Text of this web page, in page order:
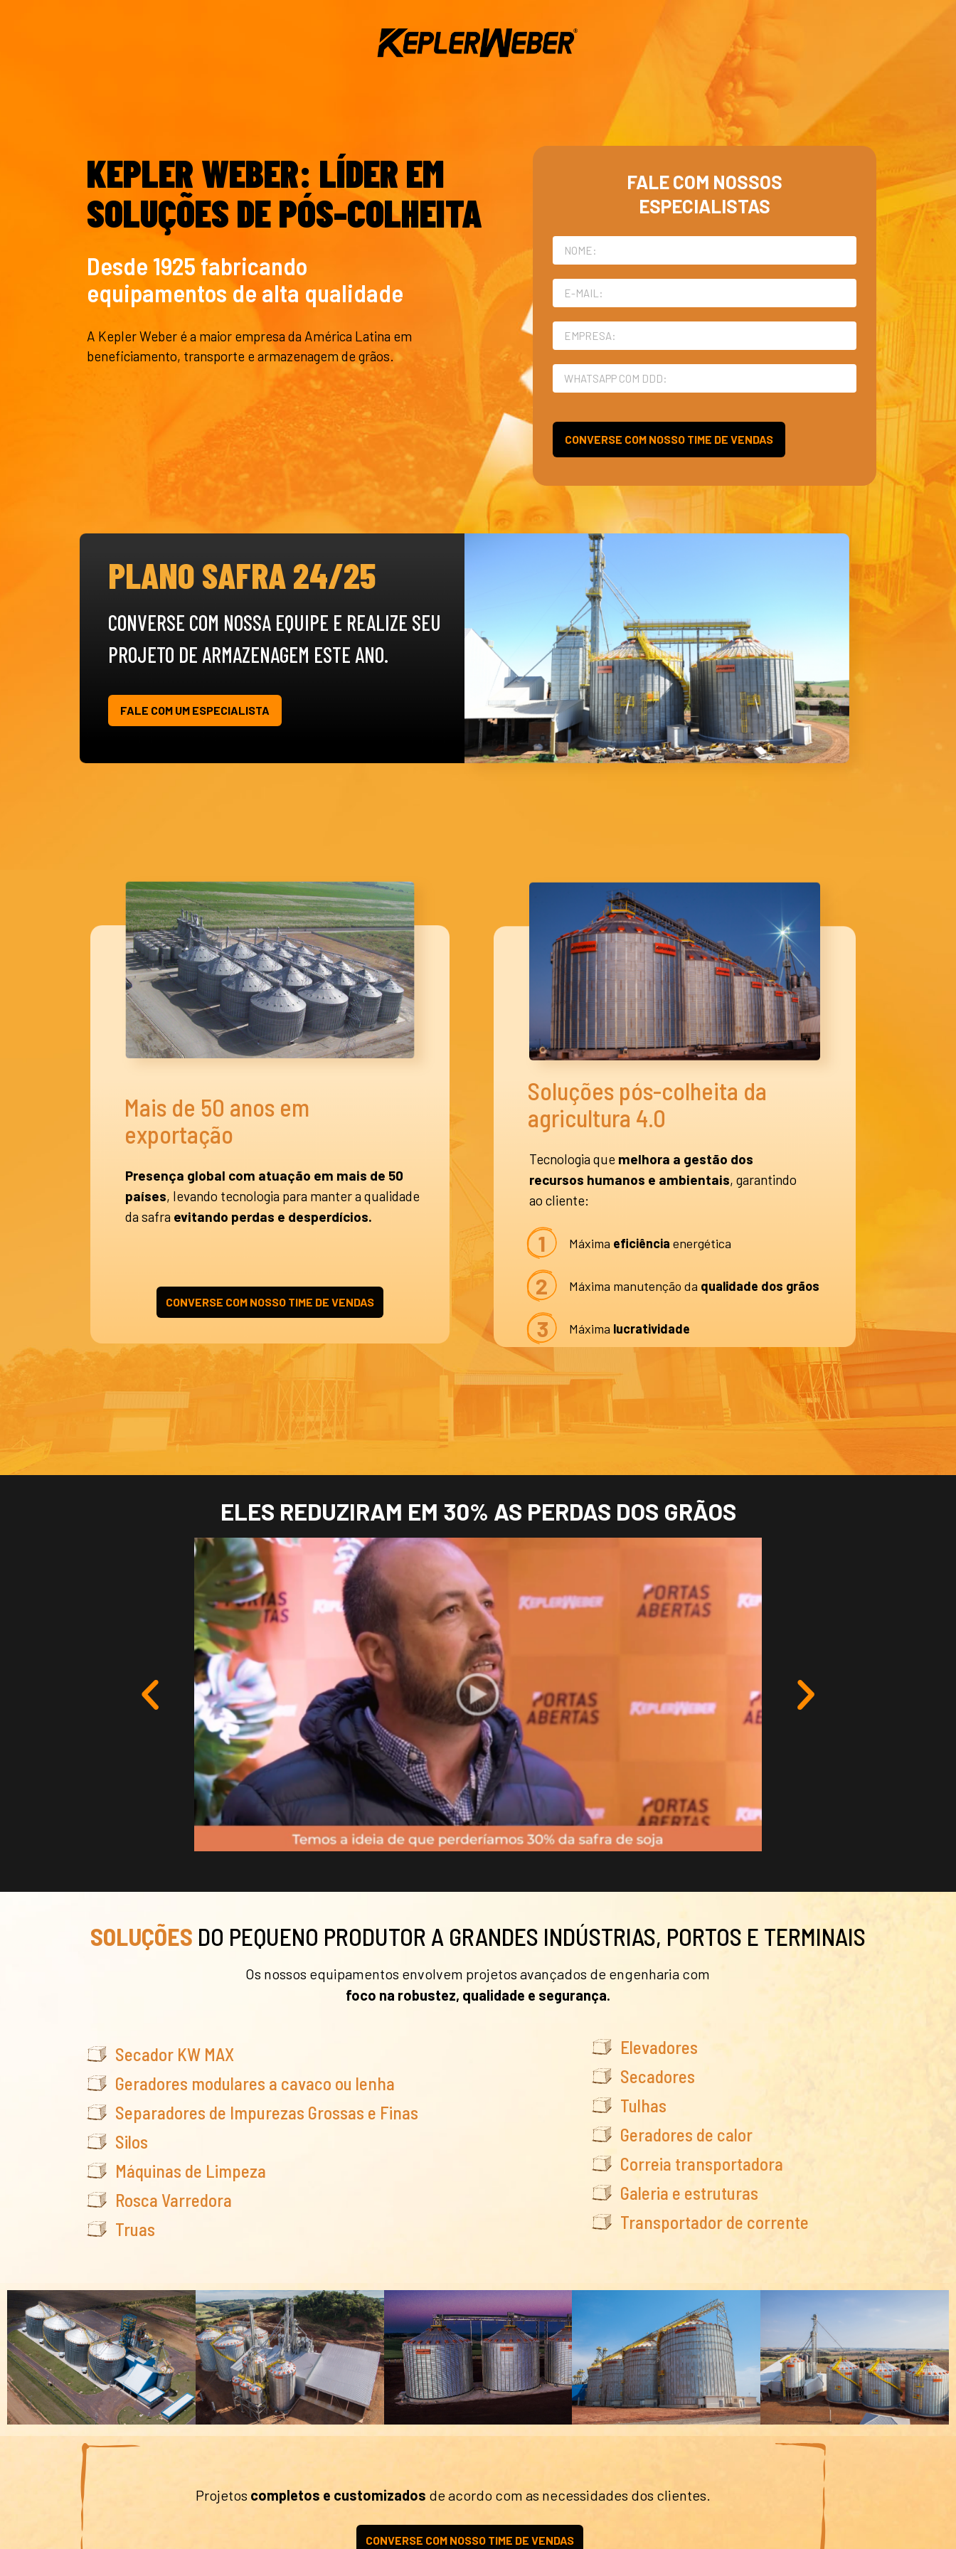
KEPLER WEBER: LÍDER EM
SOLUÇÕES DE PÓS-COLHEITA
Desde 1925 fabricando
equipamentos de alta qualidade
A Kepler Weber é a maior empresa da América Latina em
beneficiamento, transporte e armazenagem de grãos.
FALE COM NOSSOS
ESPECIALISTAS
CONVERSE COM NOSSO TIME DE VENDAS
PLANO SAFRA 24/25
CONVERSE COM NOSSA EQUIPE E REALIZE SEU
PROJETO DE ARMAZENAGEM ESTE ANO.
FALE COM UM ESPECIALISTA
Mais de 50 anos em
exportação
Presença global com atuação em mais de 50
países, levando tecnologia para manter a qualidade
da safra evitando perdas e desperdícios.
CONVERSE COM NOSSO TIME DE VENDAS
Soluções pós-colheita da
agricultura 4.0
Tecnologia que melhora a gestão dos
recursos humanos e ambientais, garantindo
ao cliente:
1 Máxima eficiência energética
2 Máxima manutenção da qualidade dos grãos
3 Máxima lucratividade
ELES REDUZIRAM EM 30% AS PERDAS DOS GRÃOS
SOLUÇÕES DO PEQUENO PRODUTOR A GRANDES INDÚSTRIAS, PORTOS E TERMINAIS
Os nossos equipamentos envolvem projetos avançados de engenharia com
foco na robustez, qualidade e segurança.
Secador KW MAX
Geradores modulares a cavaco ou lenha
Separadores de Impurezas Grossas e Finas
Silos
Máquinas de Limpeza
Rosca Varredora
Truas
Elevadores
Secadores
Tulhas
Geradores de calor
Correia transportadora
Galeria e estruturas
Transportador de corrente
Projetos completos e customizados de acordo com as necessidades dos clientes.
CONVERSE COM NOSSO TIME DE VENDAS